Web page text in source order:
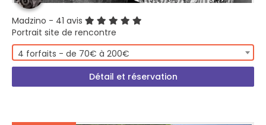
Madzino - 41 avis
Portrait site de rencontre
4 forfaits - de 70€ à 200€
Détail et réservation